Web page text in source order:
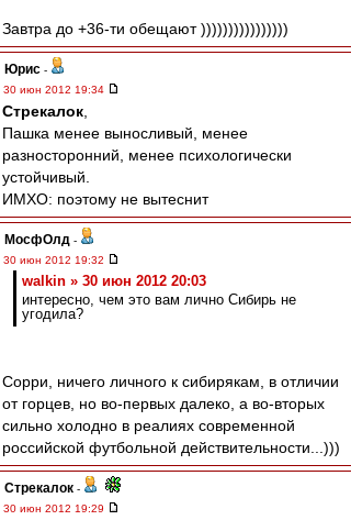
Завтра до +36-ти обещают ))))))))))))))))
Юрис -
30 июн 2012 19:34
Стрекалок
Пашка менее выносливый, менее
разносторонний, менее психологически
устойчивый.
ИМХО: поэтому не вытеснит
МосфОлд -
30 июн 2012 19:32
walkin » 30 июн 2012 20:03
интересно, чем это вам лично Сибирь не
угодила?
Сорри, ничего личного к сибирякам, в отличии
от горцев, но во-первых далеко, а во-вторых
сильно холодно в реалиях современной
российской футбольной действительности...)))
Стрекалок -
30 июн 2012 19:29